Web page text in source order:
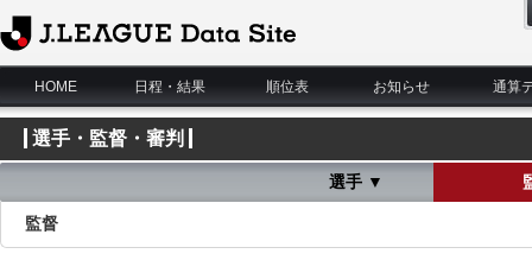
J.League Data Site
HOME
日程・結果 順位表 お知らせ 通算
選手・監督・審判
選手 ▼
監督